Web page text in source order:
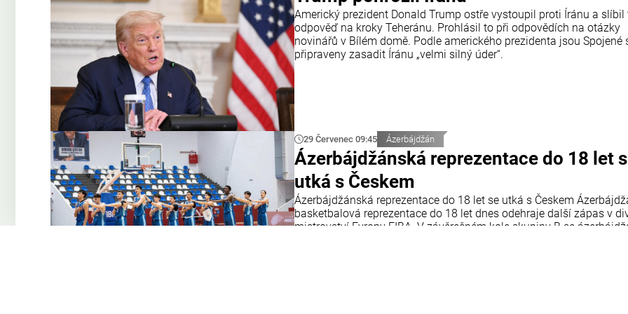
Americký prezident Donald Trump ostře vystoupil proti Íránu a slíbil
odpověď na kroky Teheránu. Prohlásil to při odpovědích na otázky
novinářů v Bílém domě. Podle amerického prezidenta jsou Spojené
připraveny zasadit Íránu „velmi silný úder“.
29 Červenec 09:45 Ázerbájdžán
Ázerbájdžánská reprezentace do 18 let
utká s Českem
Ázerbájdžánská reprezentace do 18 let se utká s Českem
basketbalová reprezentace do 18 let dnes odehraje další zápas v
mistrovství Evropy FIBA. V závěrečném kole skupiny B se